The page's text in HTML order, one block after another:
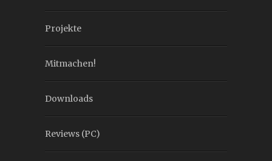
Projekte
Mitmachen!
Downloads
Reviews (PC)